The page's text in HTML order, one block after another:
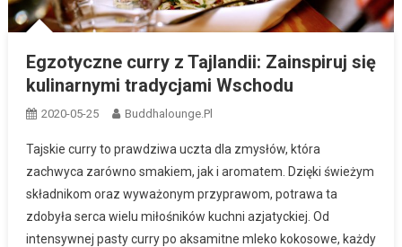
Egzotyczne curry z Tajlandii: Zainspiruj się
kulinarnymi tradycjami Wschodu
2020-05-25 Buddhalounge.pl
Tajskie curry to prawdziwa uczta dla zmysłów, która
zachwyca zarówno smakiem, jak i aromatem. Dzięki świeżym
składnikom oraz wyważonym przyprawom, potrawa ta
zdobyła serca wielu miłośników kuchni azjatyckiej. Od
intensywnej pasty curry po aksamitne mleko kokosowe, każdy